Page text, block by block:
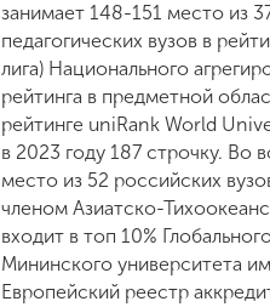
занимает 148-151 место из
педагогических вузов в
лига) Национального
рейтинга в предметной
рейтинге uniRank World
в 2023 году 187 строчку. Во
место из 52 российских
членом Азиатско-
входит в топ 10%
Мининского университета
Европейский реестр